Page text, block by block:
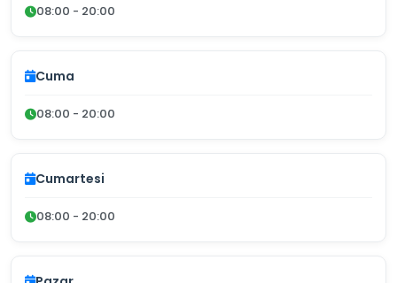
08:00 - 20:00
Cuma
08:00 - 20:00
Cumartesi
08:00 - 20:00